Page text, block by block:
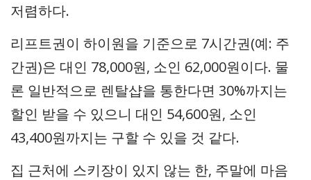
저렴하다.
리프트권이 하이원을 기준으로 7시간권(예: 주
간권)은 대인 78,000원, 소인 62,000원이다. 물
론 일반적으로 렌탈샵을 통한다면 30%까지는
할인 받을 수 있으니 대인 54,600원, 소인
43,400원까지는 구할 수 있을 것 같다.
집 근처에 스키장이 있지 않는 한, 주말에 마음